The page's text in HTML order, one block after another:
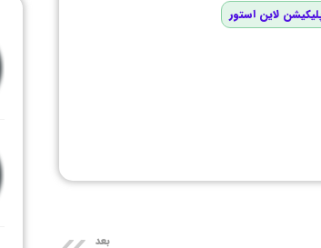
لاین استور
بعد